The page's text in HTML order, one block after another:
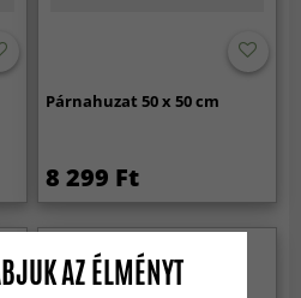
Párnahuzat 50 x 50 cm
8 299 Ft
AZ ÉLMÉNYT